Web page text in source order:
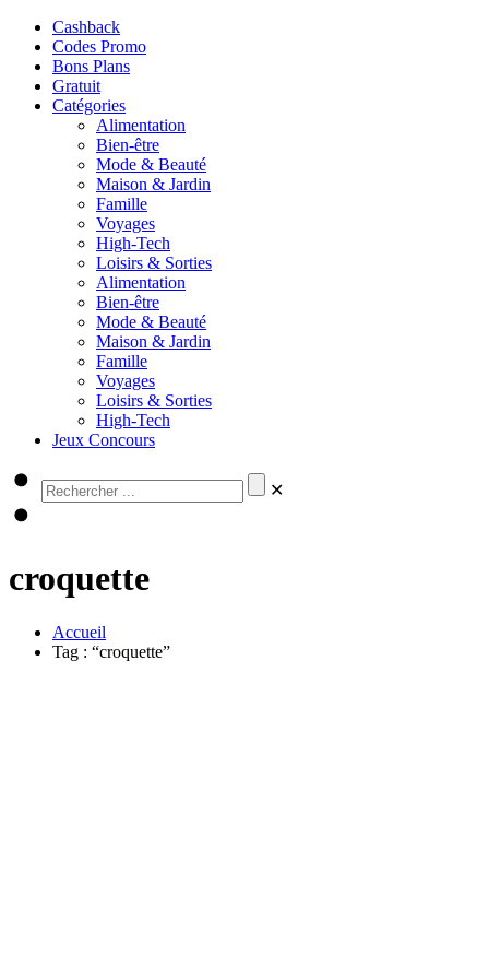
Cashback
Codes Promo
Bons Plans
Gratuit
Catégories
Alimentation
Bien-être
Mode & Beauté
Maison & Jardin
Famille
Voyages
High-Tech
Loisirs & Sorties
Alimentation
Bien-être
Mode & Beauté
Maison & Jardin
Famille
Voyages
Loisirs & Sorties
High-Tech
Jeux Concours
✕
croquette
Accueil
Tag : “croquette”